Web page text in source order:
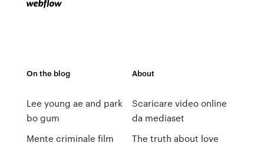
On the blog
Lee young ae and park
bo gum
Mente criminale film
About
Scaricare video online
da mediaset
The truth about love